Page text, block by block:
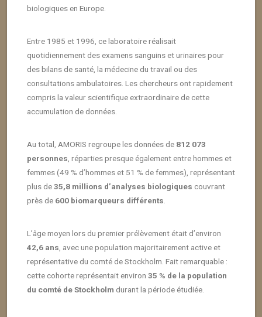
biologiques en Europe.
Entre 1985 et 1996, ce laboratoire réalisait
quotidiennement des examens sanguins et urinaires pour
des bilans de santé, la médecine du travail ou des
consultations ambulatoires. Les chercheurs ont rapidement
compris la valeur scientifique extraordinaire de cette
accumulation de données.
Au total, AMORIS regroupe les données de 812 073
personnes , réparties presque également entre hommes et
femmes (49 % d’hommes et 51 % de femmes), représentant
plus de35,8 millions d’analyses biologiques couvrant
près de 600 biomarqueurs différents
L’âge moyen lors du premier prélèvement était d’environ
42,6 ans , avec une population majoritairement active et
représentative du comté de Stockholm. Fait remarquable :
cette cohorte représentait environ 35 % de la population
du comté de Stockholm durant la période étudiée.